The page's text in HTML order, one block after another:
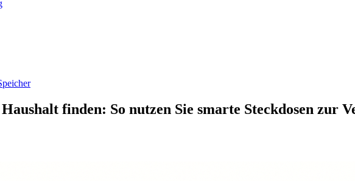
finden: So nutzen Sie smarte Steckdosen zur